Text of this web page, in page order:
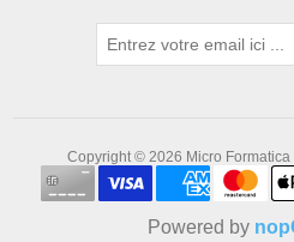
Copyright © 2026 Micro
Powered by